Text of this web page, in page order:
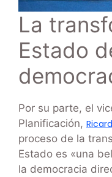
La
Estado
Por su parte, el
Planificación,
proceso de la
Estado es «una
la democracia